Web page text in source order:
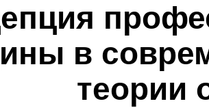
в
теории